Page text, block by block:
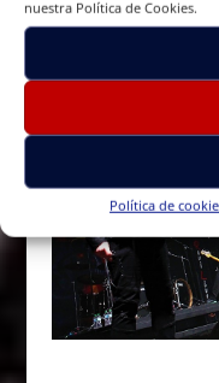
nuestra Política de Cookies.
Política de